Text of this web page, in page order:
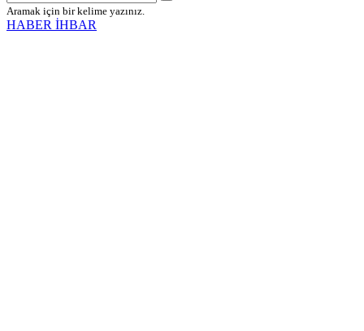
Aramak için bir kelime yazınız.
HABER İHBAR